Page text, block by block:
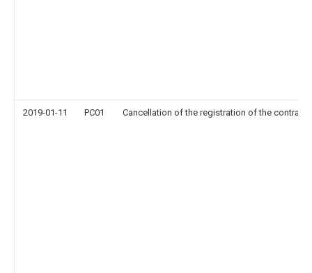
2019-01-11 PC01 Cancellation of the registration of the